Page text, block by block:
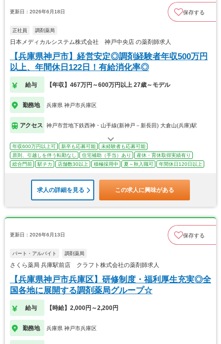
更新日：2026年6月18日 保存する
正社員 調剤薬局
日本メディカルシステム株式会社 神戸中央店 の薬剤師求人
【兵庫県神戸市】経営安定◎調剤経験者年収500万円
以上、年間休日122日！有給消化率◎
給与 【年収】467万円～600万円以上 27歳～モデル
勤務地 兵庫県 神戸市兵庫区
アクセス 神戸市営地下鉄西神・山手線(新神戸－新長田) 大倉山(兵庫)駅
年収600万円以上可 新卒も応募可能
未経験者も応募可能
原則、引越しを伴う転勤なし
住宅補助（手当）あり
産休・育休取得実績有り
総合門前
駅チカ 店舗数30以上 積極採用中 夏～秋入職可 年間休日120日以上
求人の詳細を見る この求人に興味がある
更新日：2026年6月13日 保存する
パート・アルバイト 調剤薬局
さくら薬局 兵庫駅前店 クラフト株式会社の薬剤師求人
【兵庫県神戸市兵庫区】研修制度・福利厚生充実◎全
国各地に展開する調剤薬局グループ☆
給与 【時給】2,000円～2,200円
勤務地 兵庫県 神戸市兵庫区